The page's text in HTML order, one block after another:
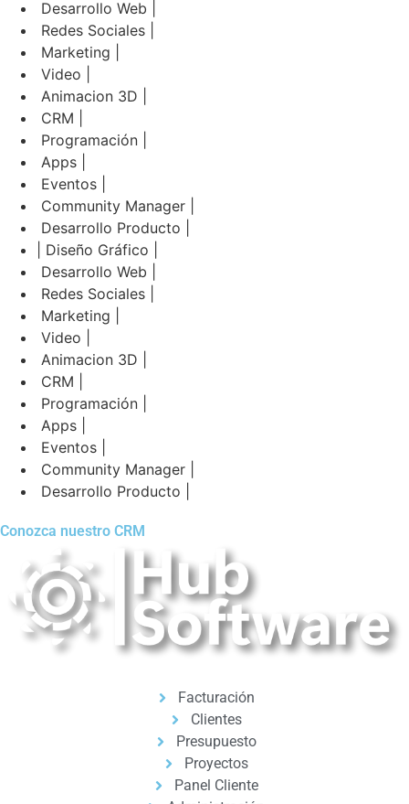
Desarrollo Web |
Redes Sociales |
Marketing |
Video |
Animacion 3D |
CRM |
Programación |
Apps |
Eventos |
Community Manager |
Desarrollo Producto |
| Diseño Gráfico |
Desarrollo Web |
Redes Sociales |
Marketing |
Video |
Animacion 3D |
CRM |
Programación |
Apps |
Eventos |
Community Manager |
Desarrollo Producto |
Conozca nuestro CRM
Facturación
Clientes
Presupuesto
Proyectos
Panel Cliente